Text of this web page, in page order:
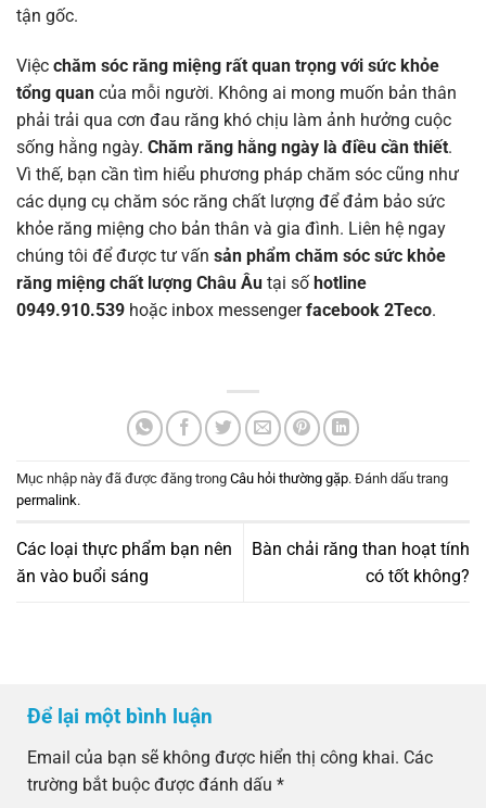
tận gốc.
Việc chăm sóc răng miệng rất quan trọng với sức khỏe
tổng quan của mỗi người. Không ai mong muốn bản thân
phải trải qua cơn đau răng khó chịu làm ảnh hưởng cuộc
sống hằng ngày. Chăm răng hằng ngày là điều cần thiết.
Vì thế, bạn cần tìm hiểu phương pháp chăm sóc cũng như
các dụng cụ chăm sóc răng chất lượng để đảm bảo sức
khỏe răng miệng cho bản thân và gia đình. Liên hệ ngay
chúng tôi để được tư vấn sản phẩm chăm sóc sức khỏe
răng miệng chất lượng Châu Âu tại sốhotline
0949.910.539 hoặc inbox messengerfacebook 2Teco.
Mục nhập này đã được đăng trong Câu hỏi thường gặp. Đánh dấu trang
permalink.
Các loại thực phẩm bạn nên
ăn vào buổi sáng
Bàn chải răng than hoạt tính
có tốt không?
Để lại một bình luận
Email của bạn sẽ không được hiển thị công khai. Các
trường bắt buộc được đánh dấu *